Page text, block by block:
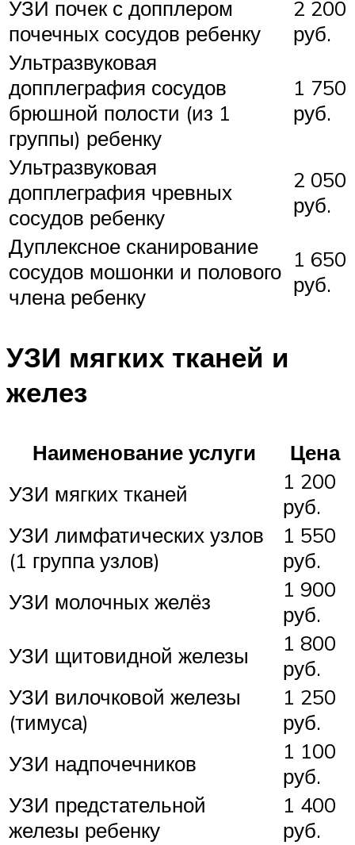
УЗИ почек с допплером
почечных сосудов ребенку
2 200
руб.
Ультразвуковая
допплеграфия сосудов
брюшной полости (из 1
группы) ребенку
1 750
руб.
Ультразвуковая
допплеграфия чревных
сосудов ребенку
2 050
руб.
Дуплексное сканирование
сосудов мошонки и полового
члена ребенку
1 650
руб.
УЗИ мягких тканей и
желез
Наименование услуги
Цена
УЗИ мягких тканей
1 200
руб.
УЗИ лимфатических узлов
(1 группа узлов)
1 550
руб.
УЗИ молочных желёз
1 900
руб.
УЗИ щитовидной железы
1 800
руб.
УЗИ вилочковой железы
(тимуса)
1 250
руб.
УЗИ надпочечников
1 100
руб.
УЗИ предстательной
железы ребенку
1 400
руб.